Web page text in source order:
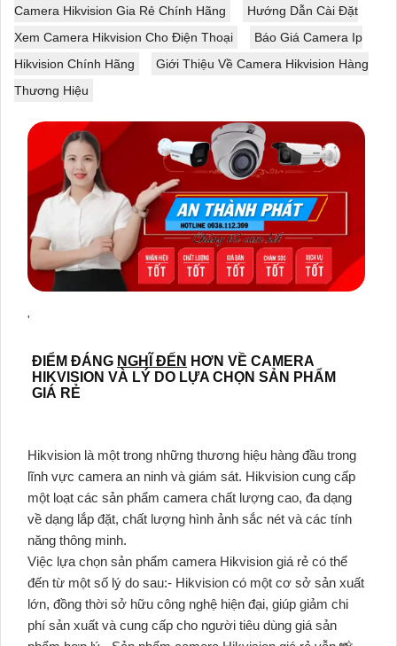
Camera Hikvision Gia Rẻ Chính Hãng
Hướng Dẫn Cài Đặt
Xem Camera Hikvision Cho Điện Thoại
Báo Giá Camera Ip
Hikvision Chính Hãng
Giới Thiệu Về Camera Hikvision Hàng
Thương Hiệu
'
ĐIỂM ĐÁNG NGHĨ ĐẾN HƠN VỀ CAMERA
HIKVISION VÀ LÝ DO LỰA CHỌN SẢN PHẨM
GIÁ RẺ
Hikvision là một trong những thương hiệu hàng đầu trong
lĩnh vực camera an ninh và giám sát. Hikvision cung cấp
một loạt các sản phẩm camera chất lượng cao, đa dạng
về dạng lắp đặt, chất lượng hình ảnh sắc nét và các tính
năng thông minh.
Việc lựa chọn sản phẩm camera Hikvision giá rẻ có thể
đến từ một số lý do sau:- Hikvision có một cơ sở sản xuất
lớn, đồng thời sở hữu công nghệ hiện đại, giúp giảm chi
phí sản xuất và cung cấp cho người tiêu dùng giá sản